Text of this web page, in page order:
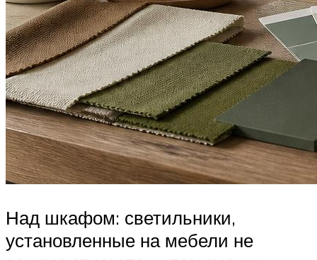
Над шкафом: светильники,
установленные на мебели не